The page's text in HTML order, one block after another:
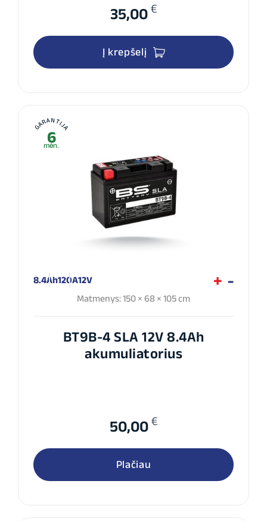
35,00 €
Į krepšelį
GARANTIJA
6
mėn.
8.4Ah120A12V
Matmenys: 150 × 68 × 105 cm
BT9B-4 SLA 12V 8.4Ah
akumuliatorius
50,00 €
Plačiau